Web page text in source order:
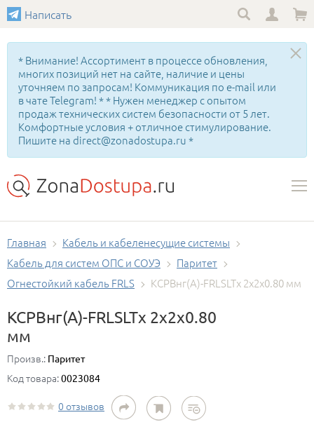
Написать
* Внимание! Ассортимент в процессе обновления,
многих позиций нет на сайте, наличие и цены
уточняем по запросам! Коммуникация по e-mail или
в чате Telegram! * * Нужен менеджер с опытом
продаж технических систем безопасности от 5 лет.
Комфортные условия + отличное стимулирование.
Пишите на direct@zonadostupa.ru *
Главная
Кабель и кабеленесущие системы
Кабель для систем ОПС и СОУЭ
Паритет
Огнестойкий кабель FRLS
КСРВнг(А)-FRLSLTx 2х2х0.80 мм
КСРВнг(А)-FRLSLTx 2х2х0.80
мм
Произв.: Паритет
Код товара:0023084
0 отзывов